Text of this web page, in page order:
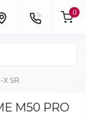
0
SR
M50 PRO